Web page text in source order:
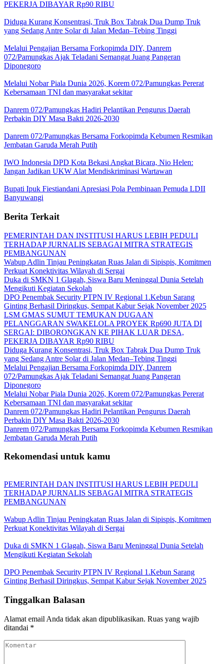
PEKERJA DIBAYAR Rp90 RIBU
Diduga Kurang Konsentrasi, Truk Box Tabrak Dua Dump Truk
yang Sedang Antre Solar di Jalan Medan–Tebing Tinggi
Melalui Pengajian Bersama Forkopimda DIY, Danrem
072/Pamungkas Ajak Teladani Semangat Juang Pangeran
Diponegoro
Melalui Nobar Piala Dunia 2026, Korem 072/Pamungkas Pererat
Kebersamaan TNI dan masyarakat sekitar
Danrem 072/Pamungkas Hadiri Pelantikan Pengurus Daerah
Perbakin DIY Masa Bakti 2026-2030
Danrem 072/Pamungkas Bersama Forkopimda Kebumen Resmikan
Jembatan Garuda Merah Putih
IWO Indonesia DPD Kota Bekasi Angkat Bicara, Nio Helen:
Jangan Jadikan UKW Alat Mendiskriminasi Wartawan
Bupati Ipuk Fiestiandani Apresiasi Pola Pembinaan Pemuda LDII
Banyuwangi
Berita Terkait
PEMERINTAH DAN INSTITUSI HARUS LEBIH PEDULI
TERHADAP JURNALIS SEBAGAI MITRA STRATEGIS
PEMBANGUNAN
Wabup Adlin Tinjau Peningkatan Ruas Jalan di Sipispis, Komitmen
Perkuat Konektivitas Wilayah di Sergai
Duka di SMKN 1 Glagah, Siswa Baru Meninggal Dunia Setelah
Mengikuti Kegiatan Sekolah
DPO Penembak Security PTPN IV Regional 1.Kebun Sarang
Ginting Berhasil Diringkus, Sempat Kabur Sejak November 2025
LSM GMAS SUMUT TEMUKAN DUGAAN
PELANGGARAN SWAKELOLA PROYEK Rp690 JUTA DI
SERGAI: DIBORONGKAN KE PIHAK LUAR DESA,
PEKERJA DIBAYAR Rp90 RIBU
Diduga Kurang Konsentrasi, Truk Box Tabrak Dua Dump Truk
yang Sedang Antre Solar di Jalan Medan–Tebing Tinggi
Melalui Pengajian Bersama Forkopimda DIY, Danrem
072/Pamungkas Ajak Teladani Semangat Juang Pangeran
Diponegoro
Melalui Nobar Piala Dunia 2026, Korem 072/Pamungkas Pererat
Kebersamaan TNI dan masyarakat sekitar
Danrem 072/Pamungkas Hadiri Pelantikan Pengurus Daerah
Perbakin DIY Masa Bakti 2026-2030
Danrem 072/Pamungkas Bersama Forkopimda Kebumen Resmikan
Jembatan Garuda Merah Putih
Rekomendasi untuk kamu
PEMERINTAH DAN INSTITUSI HARUS LEBIH PEDULI
TERHADAP JURNALIS SEBAGAI MITRA STRATEGIS
PEMBANGUNAN
Wabup Adlin Tinjau Peningkatan Ruas Jalan di Sipispis, Komitmen
Perkuat Konektivitas Wilayah di Sergai
Duka di SMKN 1 Glagah, Siswa Baru Meninggal Dunia Setelah
Mengikuti Kegiatan Sekolah
DPO Penembak Security PTPN IV Regional 1.Kebun Sarang
Ginting Berhasil Diringkus, Sempat Kabur Sejak November 2025
Tinggalkan Balasan
Alamat email Anda tidak akan dipublikasikan. Ruas yang wajib
ditandai *